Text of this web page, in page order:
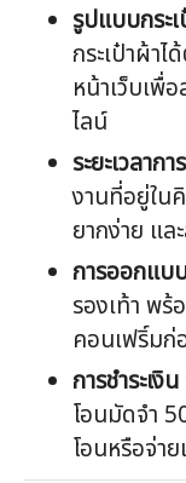
รูปแบบกระ
กระเป๋าผ้า
หน้าเว็บเพื่
ไลน์
ระยะเวลาก
งานที่อยู่ใน
ยากง่าย แล
การออกแบ
รองเท้า พร้
คอนเฟริ์มก่
การชำระเงิน
โอนมัดจำ
โอนหรือจ่า